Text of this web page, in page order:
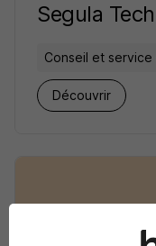
Segula
Conseil et service
Découvrir